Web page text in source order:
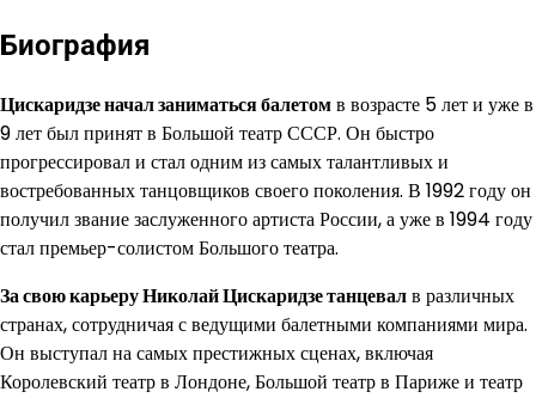
Биография
Цискаридзе начал заниматься балетомв возрасте 5 лет и уже в
9 лет был принят в Большой театр СССР. Он быстро
прогрессировал и стал одним из самых талантливых и
востребованных танцовщиков своего поколения. В 1992 году он
получил звание заслуженного артиста России, а уже в 1994 году
стал премьер-солистом Большого театра.
За свою карьеру Николай Цискаридзе танцевалв различных
странах, сотрудничая с ведущими балетными компаниями мира.
Он выступал на самых престижных сценах, включая
Королевский театр в Лондоне, Большой театр в Париже и театр